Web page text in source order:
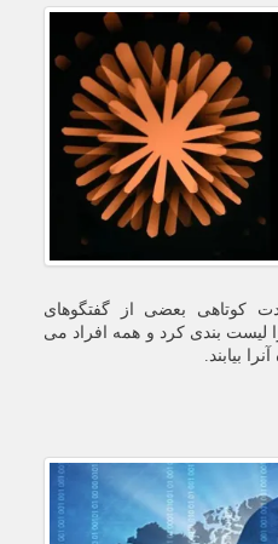
کوتاهی بعضی از گفتگوهای
بندی کرد و همه افراد می
بیابند.